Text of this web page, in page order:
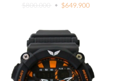
$800.000
$649.900